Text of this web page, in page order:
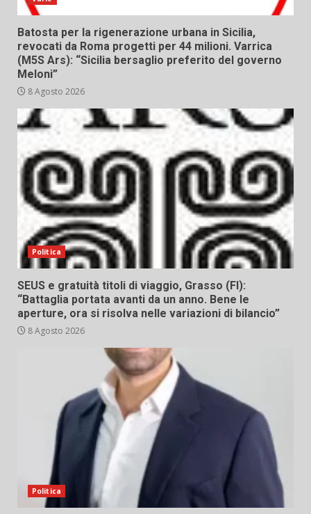
Batosta per la rigenerazione urbana in Sicilia,
revocati da Roma progetti per 44 milioni. Varrica
(M5S Ars): “Sicilia bersaglio preferito del governo
Meloni”
8 Agosto 2026
Politica
SEUS e gratuità titoli di viaggio, Grasso (FI):
“Battaglia portata avanti da un anno. Bene le
aperture, ora si risolva nelle variazioni di bilancio”
8 Agosto 2026
Politica